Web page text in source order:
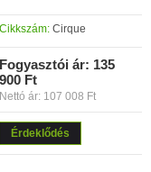
Cikkszám: Cirque
Fogyasztói ár: 135
900 Ft
Nettó ár: 107 008 Ft
Érdeklődés